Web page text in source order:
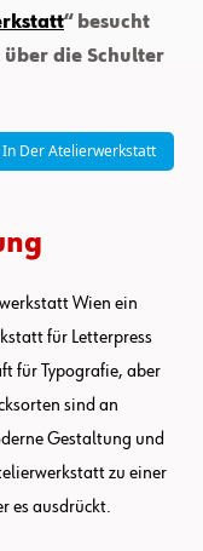
“ besucht
die Schulter
In Der Atelierwerkstatt
Wien ein
für Letterpress
für Typografie, aber
sind an
Gestaltung und
zu einer
es ausdrückt.